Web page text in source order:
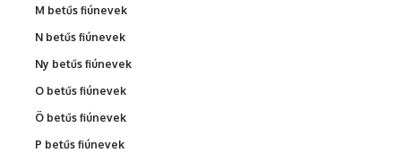
M betűs fiúnevek
N betűs fiúnevek
Ny betűs fiúnevek
O betűs fiúnevek
Ö betűs fiúnevek
P betűs fiúnevek